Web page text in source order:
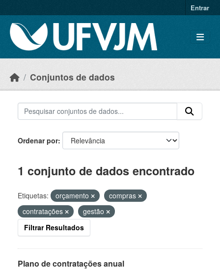
Entrar
Conjuntos de dados
Ordenar por
1 conjunto de dados encontrado
Etiquetas: orçamento
compras
contratações
gestão
Filtrar Resultados
Plano de contratações anual